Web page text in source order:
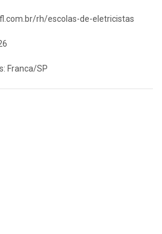
rh/escolas-de-eletricistas
Franca/SP